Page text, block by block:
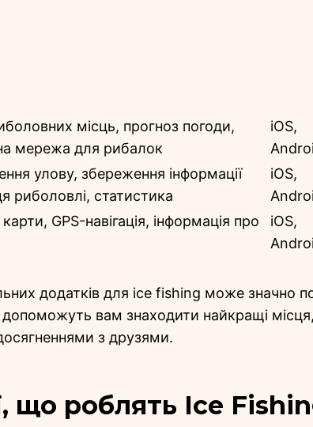
місць, прогноз погоди,
мережа для рибалок
iOS,
улову, збереження інформації
риболовлі, статистика
iOS,
GPS-навігація, інформація про
iOS,
додатків для ice fishing може значно
допоможуть вам знаходити найкращі
з друзями.
що роблять Ice